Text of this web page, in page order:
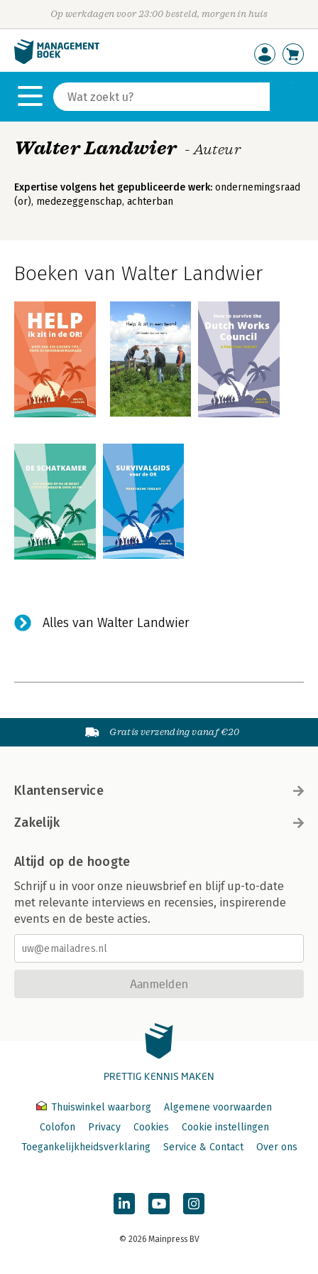
Op werkdagen voor 23:00 besteld, morgen in huis
Walter Landwier - Auteur
Expertise volgens het gepubliceerde werk: ondernemingsraad
(or), medezeggenschap, achterban
Boeken van Walter Landwier
Alles van Walter Landwier
Gratis verzending vanaf €20
Klantenservice
Zakelijk
Altijd op de hoogte
Schrijf u in voor onze nieuwsbrief en blijf up-to-date
met relevante interviews en recensies, inspirerende
events en de beste acties.
Aanmelden
PRETTIG KENNIS MAKEN
Thuiswinkel waarborg
Algemene voorwaarden
Colofon
Privacy Cookies
Cookie instellingen
Toegankelijkheidsverklaring
Service & Contact Over ons
© 2026 Mainpress BV